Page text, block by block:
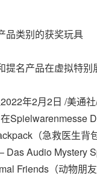
品类别的获奖玩具
提名产品在虚拟特别
年2月2日 /美通
Spielwarenmesse
（急救医生
Das Audio Mystery
Friends（动物朋